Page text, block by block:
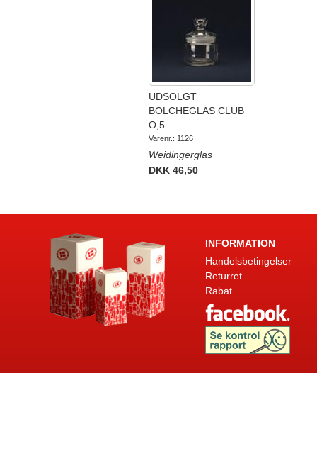
UDSOLGT
BOLCHEGLAS CLUB
O,5
Varenr.: 1126
Weidingerglas
DKK 46,50
INFORMATION
Handelsbetingelser
Returret
Rabat